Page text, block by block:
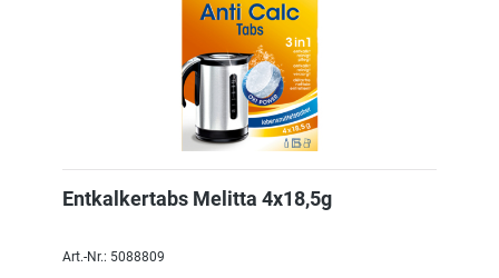
Entkalkertabs Melitta 4x18,5g
Art.-Nr.: 5088809